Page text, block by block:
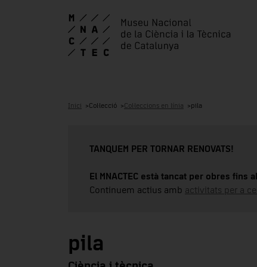
Inici Col·lecció Col·leccions en línia pila
TANQUEM PER TORNAR RENOVATS!
El MNACTEC està tancat per obres fins
Continuem actius amb activitats per a
pila